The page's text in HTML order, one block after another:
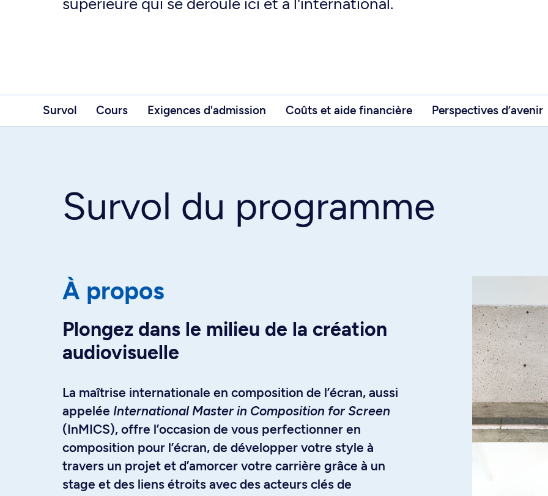
Survol Cours Exigences d'admission Coûts et aide financière Perspectives d’avenir
Survol du programme
À propos
Plongez dans le milieu de la création
audiovisuelle
La maîtrise internationale en composition de l’écran, aussi
appelée International Master in Composition for Screen
(InMICS), offre l’occasion de vous perfectionner en
composition pour l’écran, de développer votre style à
travers un projet et d’amorcer votre carrière grâce à un
stage et des liens étroits avec des acteurs clés de